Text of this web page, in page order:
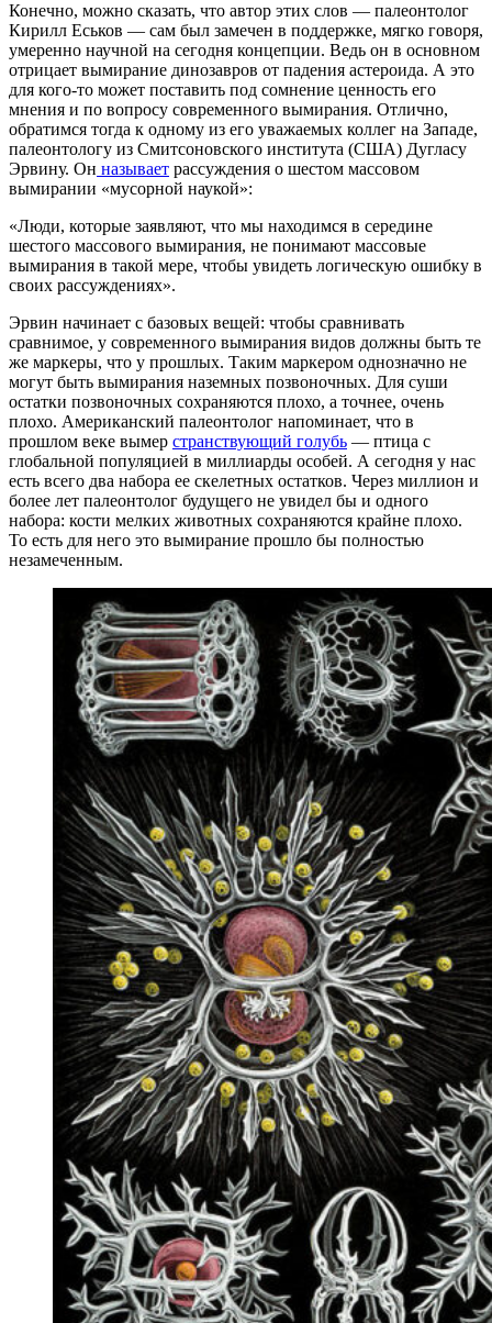
Конечно, можно сказать, что автор этих слов — палеонтолог
Кирилл Еськов — сам был замечен в поддержке, мягко говоря,
умеренно научной на сегодня концепции. Ведь он в основном
отрицает вымирание динозавров от падения астероида. А это
для кого-то может поставить под сомнение ценность его
мнения и по вопросу современного вымирания. Отлично,
обратимся тогда к одному из его уважаемых коллег на Западе,
палеонтологу из Смитсоновского института (США) Дугласу
Эрвину. Он называет рассуждения о шестом массовом
вымирании «мусорной наукой»:
«Люди, которые заявляют, что мы находимся в середине
шестого массового вымирания, не понимают массовые
вымирания в такой мере, чтобы увидеть логическую ошибку в
своих рассуждениях».
Эрвин начинает с базовых вещей: чтобы сравнивать
сравнимое, у современного вымирания видов должны быть те
же маркеры, что у прошлых. Таким маркером однозначно не
могут быть вымирания наземных позвоночных. Для суши
остатки позвоночных сохраняются плохо, а точнее, очень
плохо. Американский палеонтолог напоминает, что в
прошлом веке вымер странствующий голубь — птица с
глобальной популяцией в миллиарды особей. А сегодня у нас
есть всего два набора ее скелетных остатков. Через миллион и
более лет палеонтолог будущего не увидел бы и одного
набора: кости мелких животных сохраняются крайне плохо.
То есть для него это вымирание прошло бы полностью
незамеченным.